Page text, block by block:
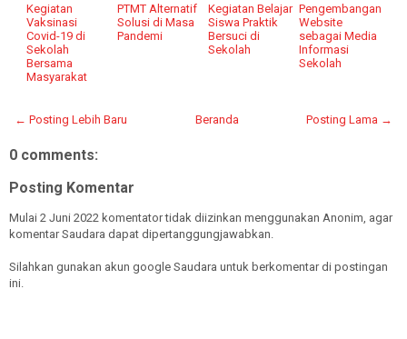
Kegiatan
Vaksinasi
Covid-19 di
Sekolah
Bersama
Masyarakat
PTMT Alternatif
Solusi di Masa
Pandemi
Kegiatan Belajar
Siswa Praktik
Bersuci di
Sekolah
Pengembangan
Website
sebagai Media
Informasi
Sekolah
← Posting Lebih Baru Posting Lama →
Beranda
0 comments:
Posting Komentar
Mulai 2 Juni 2022 komentator tidak diizinkan menggunakan Anonim, agar
komentar Saudara dapat dipertanggungjawabkan.
Silahkan gunakan akun google Saudara untuk berkomentar di postingan
ini.